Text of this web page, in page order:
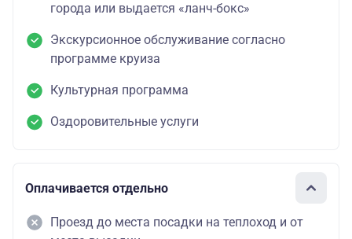
города или выдается «ланч-бокс»
Экскурсионное обслуживание согласно
программе круиза
Культурная программа
Оздоровительные услуги
Оплачивается отдельно
Проезд до места посадки на теплоход и от